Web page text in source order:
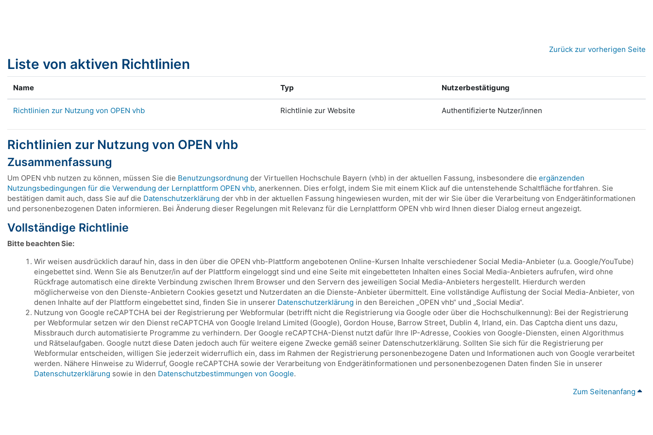
Zurück zur vorherigen Seite
Liste von aktiven Richtlinien
Name Typ Nutzerbestätigung
Richtlinien zur Nutzung von OPEN vhb Richtlinie zur Website Authentifizierte Nutzer/innen
Richtlinien zur Nutzung von OPEN vhb
Zusammenfassung
Um OPEN vhb nutzen zu können, müssen Sie die Benutzungsordnung der Virtuellen Hochschule Bayern (vhb) in der aktuellen Fassung, insbesondere die ergänzenden
Nutzungsbedingungen für die Verwendung der Lernplattform OPEN vhb, anerkennen. Dies erfolgt, indem Sie mit einem Klick auf die untenstehende Schaltfläche fortfahren. Sie
bestätigen damit auch, dass Sie auf die Datenschutzerklärung der vhb in der aktuellen Fassung hingewiesen wurden, mit der wir Sie über die Verarbeitung von Endgerätinformationen
und personenbezogenen Daten informieren. Bei Änderung dieser Regelungen mit Relevanz für die Lernplattform OPEN vhb wird Ihnen dieser Dialog erneut angezeigt.
Vollständige Richtlinie
Bitte beachten Sie:
Wir weisen ausdrücklich darauf hin, dass in den über die OPEN vhb-Plattform angebotenen Online-Kursen Inhalte verschiedener Social Media-Anbieter (u.a. Google/YouTube)
eingebettet sind. Wenn Sie als Benutzer/in auf der Plattform eingeloggt sind und eine Seite mit eingebetteten Inhalten eines Social Media-Anbieters aufrufen, wird ohne
Rückfrage automatisch eine direkte Verbindung zwischen Ihrem Browser und den Servern des jeweiligen Social Media-Anbieters hergestellt. Hierdurch werden
möglicherweise von den Dienste-Anbietern Cookies gesetzt und Nutzerdaten an die Dienste-Anbieter übermittelt. Eine vollständige Auflistung der Social Media-Anbieter, von
denen Inhalte auf der Plattform eingebettet sind, finden Sie in unserer Datenschutzerklärung in den Bereichen „OPEN vhb“ und „Social Media“.
Nutzung von Google reCAPTCHA bei der Registrierung per Webformular (betrifft nicht die Registrierung via Google oder über die Hochschulkennung): Bei der Registrierung
per Webformular setzen wir den Dienst reCAPTCHA von Google Ireland Limited (Google), Gordon House, Barrow Street, Dublin 4, Irland, ein. Das Captcha dient uns dazu,
Missbrauch durch automatisierte Programme zu verhindern. Der Google reCAPTCHA-Dienst nutzt dafür Ihre IP-Adresse, Cookies von Google-Diensten, einen Algorithmus
und Rätselaufgaben. Google nutzt diese Daten jedoch auch für weitere eigene Zwecke gemäß seiner Datenschutzerklärung. Sollten Sie sich für die Registrierung per
Webformular entscheiden, willigen Sie jederzeit widerruflich ein, dass im Rahmen der Registrierung personenbezogene Daten und Informationen auch von Google verarbeitet
werden. Nähere Hinweise zu Widerruf, Google reCAPTCHA sowie der Verarbeitung von Endgerätinformationen und personenbezogenen Daten finden Sie in unserer
Datenschutzerklärung sowie in den Datenschutzbestimmungen von Google.
Zum Seitenanfang